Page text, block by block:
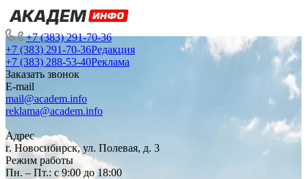
+7 (383) 291-70-36
+7 (383) 291-70-36Редакция
+7 (383) 288-53-40Реклама
Заказать звонок
E-mail
mail@academ.info
reklama@academ.info
Адрес
г. Новосибирск, ул. Полевая, д. 3
Режим работы
Пн. – Пт.: с 9:00 до 18:00